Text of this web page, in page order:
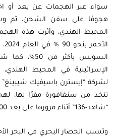
هجومًا على سفن الشحن، ثم
المحيط الهندي، وأثرت هذه
السويس بأكثر
الإسرائيلية في المحيط
تتخذ من سنغافورة مقرًا لها،
“شاهد-136” أثناء مرورها على بعد 200 ميل بحري جنوب غرب الهند
وتسبب الحصار البحري في البحر